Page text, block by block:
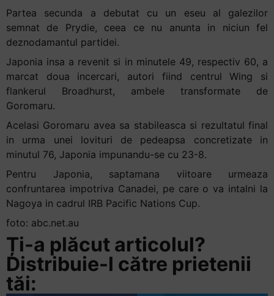
Partea secunda a debutat cu un eseu al galezilor
semnat de Prydie, ceea ce nu anunta in niciun fel
deznodamantul partidei.
Japonia insa a revenit si in minutele 49, respectiv 60, a
marcat doua incercari, autori fiind centrul Wing si
flankerul Broadhurst, ambele transformate de
Goromaru.
Acelasi Goromaru avea sa stabileasca si rezultatul final
in urma unei lovituri de pedeapsa concretizate in
minutul 76, Japonia impunandu-se cu 23-8.
Pentru Japonia, saptamana viitoare urmeaza
confruntarea impotriva Canadei, pe care o va intalni la
Nagoya in cadrul IRB Pacific Nations Cup.
foto: abc.net.au
Ți-a plăcut articolul?
Distribuie-l către prietenii
tăi: